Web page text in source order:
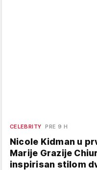
CELEBRITY PRE 9 H
Nicole Kidman u
Marije Grazije
inspirisan stilom